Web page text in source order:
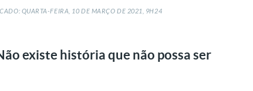
QUARTA-FEIRA, 10 DE MARÇO DE 2021, 9H24
existe história que não possa ser